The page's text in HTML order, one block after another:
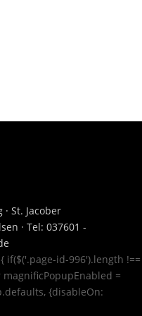
St. Jacober
· Tel: 037601 -
if($('.page-id-996').length !==
=
{disableOn: